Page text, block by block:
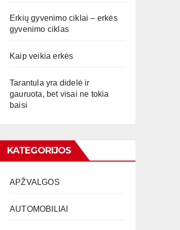
Erkių gyvenimo ciklai – erkės
gyvenimo ciklas
Kaip veikia erkės
Tarantula yra didelė ir
gauruota, bet visai ne tokia
baisi
KATEGORIJOS
APŽVALGOS
AUTOMOBILIAI